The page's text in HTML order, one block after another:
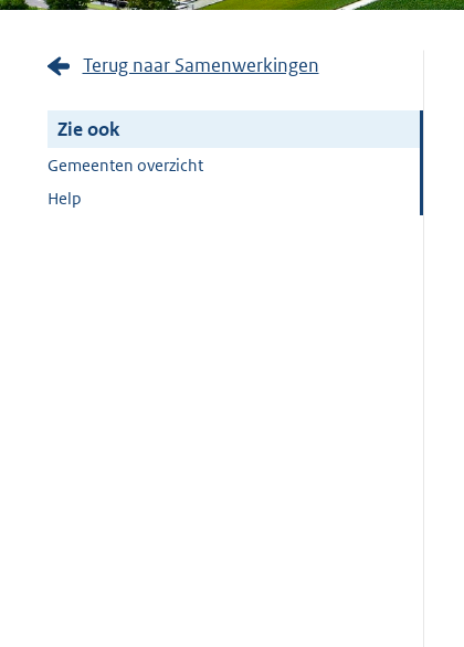
Terug naar Samenwerkingen
Zie ook
Gemeenten overzicht
Help